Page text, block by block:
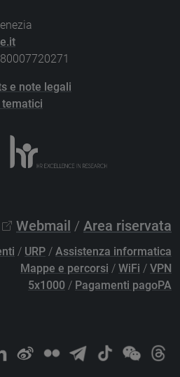
e note legali
tematici
Webmail / Area riservata
/ URP / Assistenza informatica
Mappe e percorsi / WiFi / VPN
5x1000 / Pagamenti pagoPA